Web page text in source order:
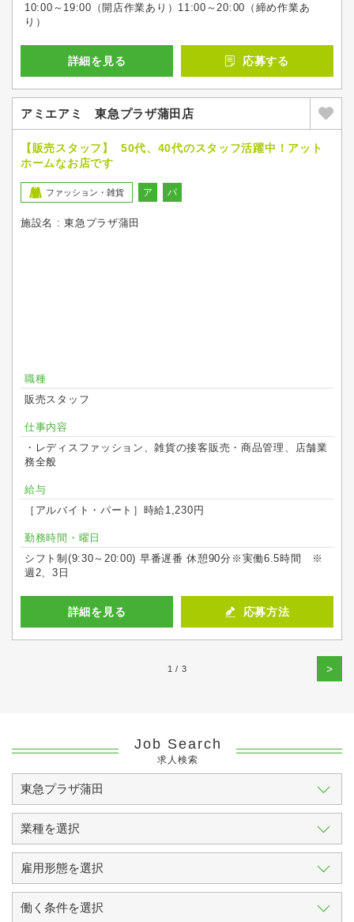
10:00～19:00（開店作業あり）11:00～20:00（締め作業あ
り）
詳細を見る 応募する
アミエアミ 東急プラザ蒲田店
【販売スタッフ】 50代、40代のスタッフ活躍中！アット
ホームなお店です
ファッション・雑貨 ア パ
施設名 : 東急プラザ蒲田
職種
販売スタッフ
仕事内容
・レディスファッション、雑貨の接客販売・商品管理、店舗業
務全般
給与
［アルバイト・パート］時給1,230円
勤務時間・曜日
シフト制(9:30～20:00) 早番遅番 休憩90分※実働6.5時間 ※
週2、3日
詳細を見る 応募方法
1 / 3 >
Job Search
求人検索